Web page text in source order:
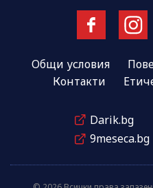
Общи условия
Контакти
Darik.bg
9meseca.bg